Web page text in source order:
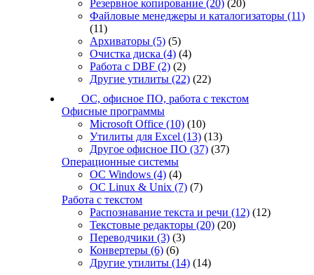
Резервное копирование (20) (20)
Файловые менеджеры и каталогизаторы (11)
(11)
Архиваторы (5) (5)
Очистка диска (4) (4)
Работа с DBF (2) (2)
Другие утилиты (22) (22)
ОС, офисное ПО, работа с текстом
Офисные программы
Microsoft Office (10) (10)
Утилиты для Excel (13) (13)
Другое офисное ПО (37) (37)
Операционные системы
ОС Windows (4) (4)
ОС Linux & Unix (7) (7)
Работа с текстом
Распознавание текста и речи (12) (12)
Текстовые редакторы (20) (20)
Переводчики (3) (3)
Конвертеры (6) (6)
Другие утилиты (14) (14)